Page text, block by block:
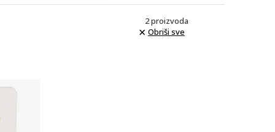
2proizvoda
Obriši sve